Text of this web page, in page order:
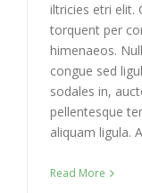
iltricies etri elit.
torquent per
himenaeos.
congue sed
sodales in,
pellentesque
aliquam ligula.
Read More